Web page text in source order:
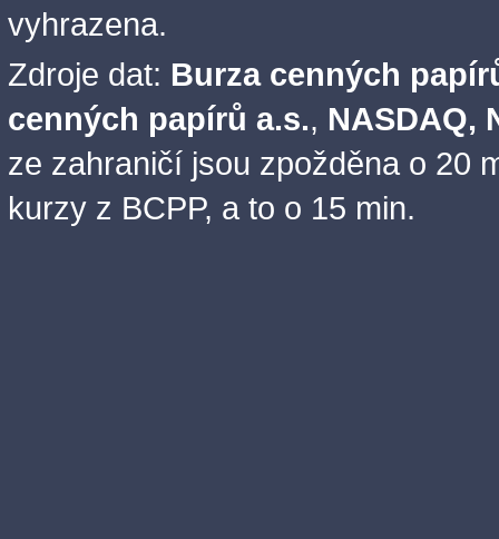
vyhrazena.
Zdroje dat: Burza cenných
cenných papírů a.s., NASDAQ,
ze zahraničí jsou zpožděna o 20
kurzy z BCPP, a to o 15 min.